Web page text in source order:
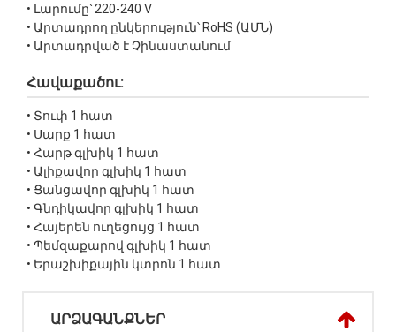
• Լարումը՝ 220-240 V
• Արտադրող ընկերություն՝ RoHS (ԱՄՆ)
• Արտադրված է Չինաստանում
Հավաքածու:
• Տուփ 1 հատ
• Սարք 1 հատ
• Հարթ գլխիկ 1 հատ
• Ալիքավոր գլխիկ 1 հատ
• Ցանցավոր գլխիկ 1 հատ
• Գնդիկավոր գլխիկ 1 հատ
• Հայերեն ուղեցույց 1 հատ
• Պեմզաքարով գլխիկ 1 հատ
• Երաշխիքային կտրոն 1 հատ
ԱՐՁԱԳԱՆՔՆԵՐ